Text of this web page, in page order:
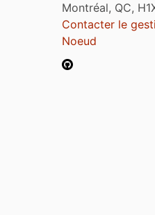
Montréal, QC,
Contacter le
Noeud